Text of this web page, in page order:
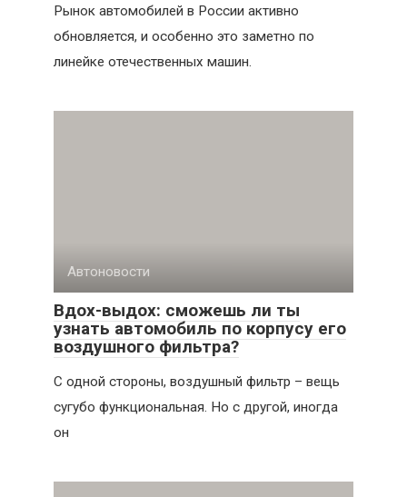
Рынок автомобилей в России активно
обновляется, и особенно это заметно по
линейке отечественных машин.
Автоновости
Вдох-выдох: сможешь ли ты
узнать автомобиль по корпусу его
воздушного фильтра?
С одной стороны, воздушный фильтр – вещь
сугубо функциональная. Но с другой, иногда
он